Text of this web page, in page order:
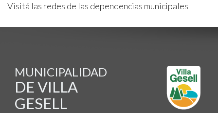
Visitá las redes de las dependencias municipales
MUNICIPALIDAD
DE VILLA
GESELL